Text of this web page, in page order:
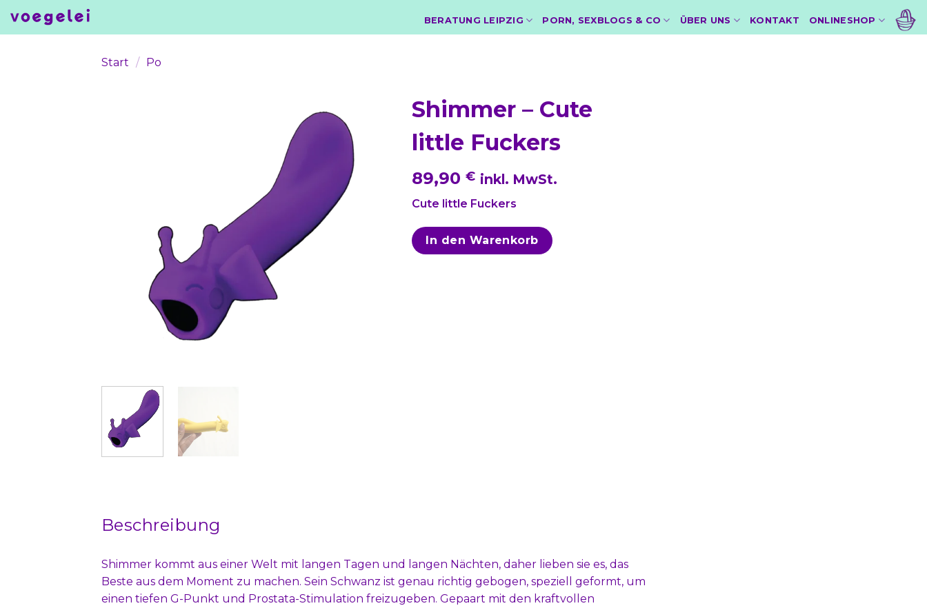
BERATUNG LEIPZIG PORN, SEXBLOGS & CO ÜBER UNS KONTAKT ONLINESHOP
Start / Po
Shimmer – Cute
little Fuckers
89,90 € inkl. MwSt.
Cute little Fuckers
In den Warenkorb
Beschreibung
Shimmer kommt aus einer Welt mit langen Tagen und langen Nächten, daher lieben sie es, das
Beste aus dem Moment zu machen. Sein Schwanz ist genau richtig gebogen, speziell geformt, um
einen tiefen G-Punkt und Prostata-Stimulation freizugeben. Gepaart mit den kraftvollen